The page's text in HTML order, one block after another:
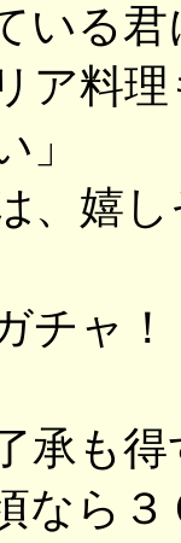
いる
ア料
」
、嬉
チャ！
承も
なら３